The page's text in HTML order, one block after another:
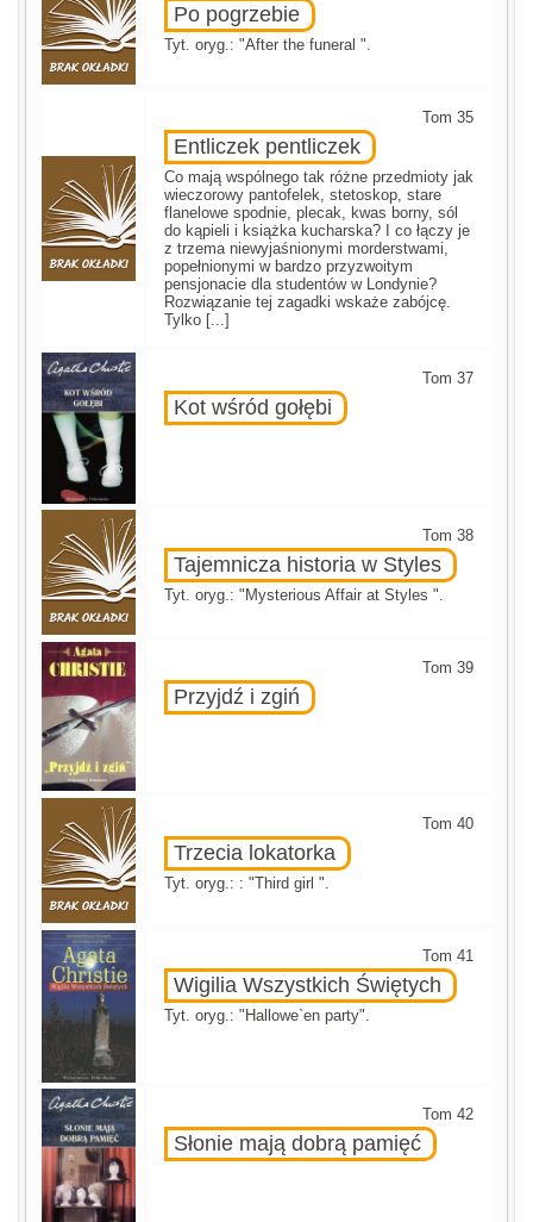
Po pogrzebie
Tyt. oryg.: "After the funeral ".
Tom 35
Entliczek pentliczek
Co mają wspólnego tak różne przedmioty jak
wieczorowy pantofelek, stetoskop, stare
flanelowe spodnie, plecak, kwas borny, sól
do kąpieli i książka kucharska? I co łączy je
z trzema niewyjaśnionymi morderstwami,
popełnionymi w bardzo przyzwoitym
pensjonacie dla studentów w Londynie?
Rozwiązanie tej zagadki wskaże zabójcę.
Tylko [...]
Tom 37
Kot wśród gołębi
Tom 38
Tajemnicza historia w Styles
Tyt. oryg.: "Mysterious Affair at Styles ".
Tom 39
Przyjdź i zgiń
Tom 40
Trzecia lokatorka
Tyt. oryg.: : "Third girl ".
Tom 41
Wigilia Wszystkich Świętych
Tyt. oryg.: "Hallowe`en party".
Tom 42
Słonie mają dobrą pamięć